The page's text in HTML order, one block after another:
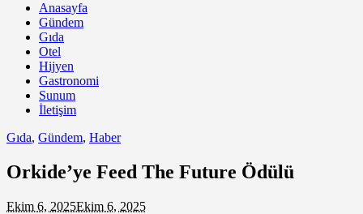
Anasayfa
Gündem
Gıda
Otel
Hijyen
Gastronomi
Sunum
İletişim
Gıda, Gündem, Haber
Orkide’ye Feed The Future Ödülü
Ekim 6, 2025Ekim 6, 2025